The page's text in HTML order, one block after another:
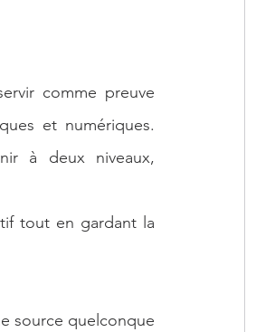
comme preuve
et numériques.
à deux niveaux,
tout en gardant la
source quelconque